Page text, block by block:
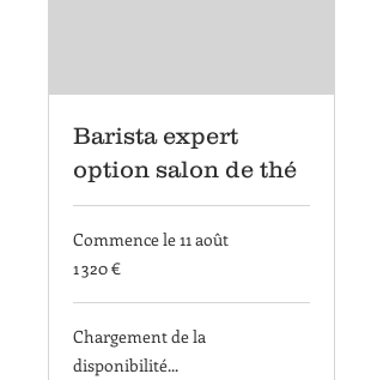
Barista expert
option salon de thé
Commence le 11 août
euros
1 320 €
Chargement de la
disponibilité...